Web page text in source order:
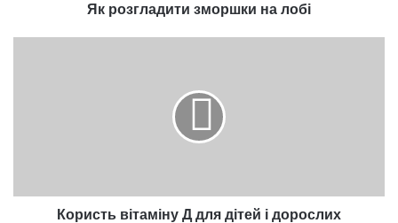
Як розгладити зморшки на лобі
Користь вітаміну Д для дітей і дорослих